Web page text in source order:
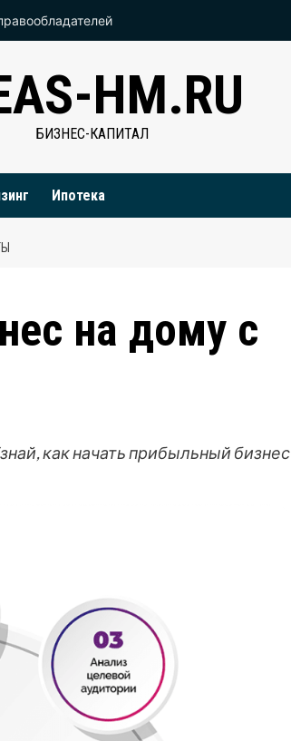
HM.RU
БИЗНЕС-КАПИТАЛ
Ипотека
на дому с
как начать прибыльный бизнес